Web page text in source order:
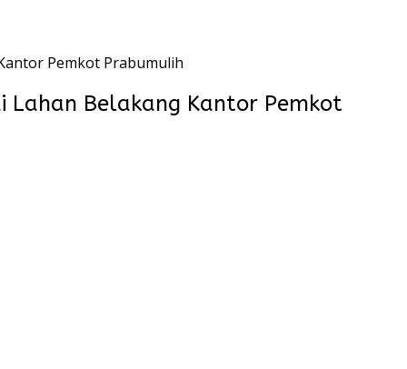
Pemkot Prabumulih
Lahan Belakang Kantor Pemkot